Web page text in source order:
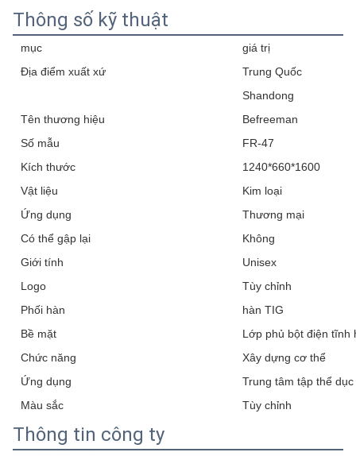
Thông số kỹ thuật
mục
giá trị
Địa điểm xuất xứ
Trung Quốc
Shandong
Tên thương hiệu
Befreeman
Số mẫu
FR-47
Kích thước
1240*660*1600
Vật liệu
Kim loại
Ứng dụng
Thương mại
Có thể gập lại
Không
Giới tính
Unisex
Logo
Tùy chỉnh
Phối hàn
hàn TIG
Bề mặt
Lớp phủ bột điện tĩnh
Chức năng
Xây dựng cơ thể
Ứng dụng
Trung tâm tập thể
Màu sắc
Tùy chỉnh
Thông tin công ty